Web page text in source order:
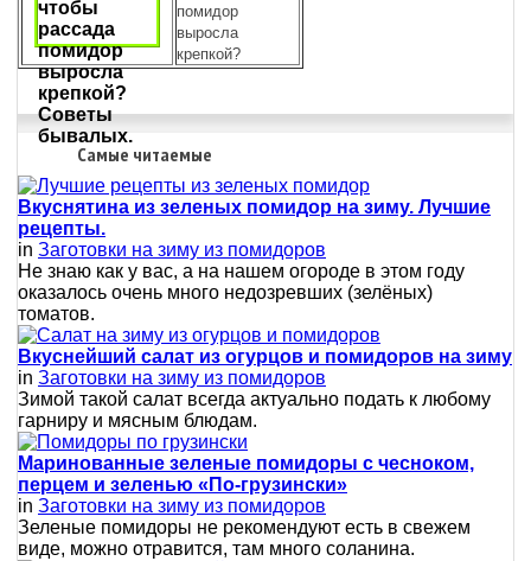
помидор
выросла
крепкой?
Самые читаемые
Вкуснятина из зеленых помидор на зиму. Лучшие
рецепты.
in Заготовки на зиму из помидоров
Не знаю как у вас, а на нашем огороде в этом году
оказалось очень много недозревших (зелёных)
томатов.
Вкуснейший салат из огурцов и помидоров на зиму
in Заготовки на зиму из помидоров
Зимой такой салат всегда актуально подать к любому
гарниру и мясным блюдам.
Маринованные зеленые помидоры с чесноком,
перцем и зеленью «По-грузински»
in Заготовки на зиму из помидоров
Зеленые помидоры не рекомендуют есть в свежем
виде, можно отравится, там много соланина.